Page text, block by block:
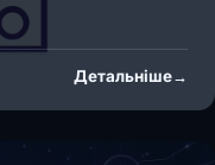
Детальніше→